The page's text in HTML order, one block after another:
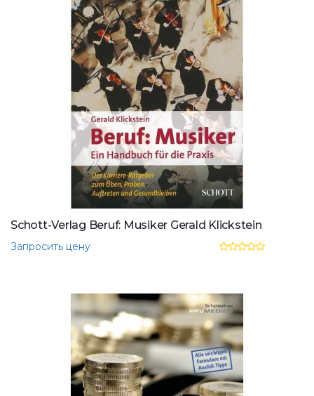
Schott-Verlag Beruf: Musiker Gerald Klickstein
Запросить цену